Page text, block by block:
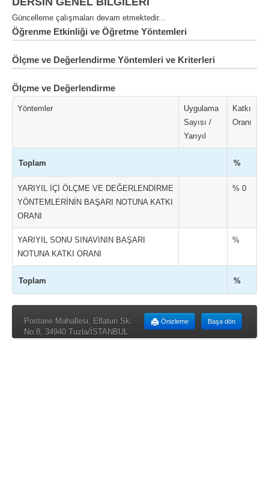
Güncelleme çalışmaları devam etmektedir...
Öğrenme Etkinliği ve Öğretme Yöntemleri
Ölçme ve Değerlendirme Yöntemleri ve Kriterleri
Ölçme ve Değerlendirme
Yöntemler
Uygulama
Sayısı /
Yarıyıl
Katkı
Oranı
Toplam %
YARIYIL İÇİ ÖLÇME VE DEĞERLENDİRME
YÖNTEMLERİNİN BAŞARI NOTUNA KATKI
ORANI
% 0
YARIYIL SONU SINAVININ BAŞARI
NOTUNA KATKI ORANI
%
Toplam %
Başa dön
Önizleme
Postane Mahallesi, Eflatun Sk.
No:8, 34940 Tuzla/İSTANBUL